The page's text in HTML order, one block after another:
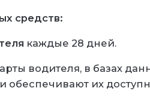
средств:
каждые 28 дней.
водителя, в базах
обеспечивают их